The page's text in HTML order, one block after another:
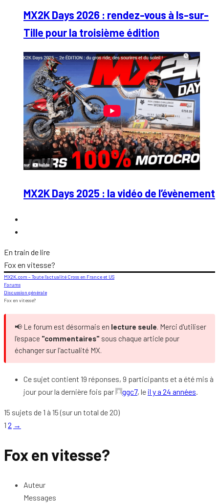
MX2K Days 2026 : rendez-vous à Is-sur-
Tille pour la troisième édition
MX2K Days 2025 : la vidéo de l’évènement
En train de lire
Fox en vitesse?
MX2K.com – Toute l’actualité Cross en France et US
Forums
Discussion générale
Fox en vitesse?
📢 Le forum est désormais en lecture seule. Merci d'utiliser
l'espace "commentaires" sous chaque article pour
échanger sur l'actualité MX.
Ce sujet contient 19 réponses, 9 participants et a été mis à
jour pour la dernière fois par
ggc7, le il y a 24 années.
15 sujets de 1 à 15 (sur un total de 20)
1 2 →
Fox en vitesse?
Auteur
Messages